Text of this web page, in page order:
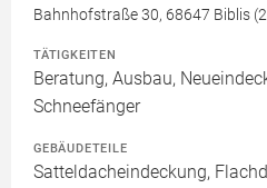
Bahnhofstraße 30, 68647 Biblis
TÄTIGKEITEN
Beratung, Ausbau,
Schneefänger
GEBÄUDETEILE
Satteldacheindeckung,